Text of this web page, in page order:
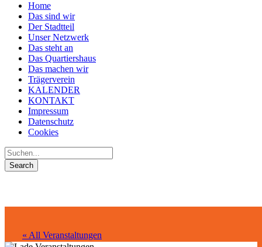
Home
Das sind wir
Der Stadtteil
Unser Netzwerk
Das steht an
Das Quartiershaus
Das machen wir
Trägerverein
KALENDER
KONTAKT
Impressum
Datenschutz
Cookies
« All Veranstaltungen